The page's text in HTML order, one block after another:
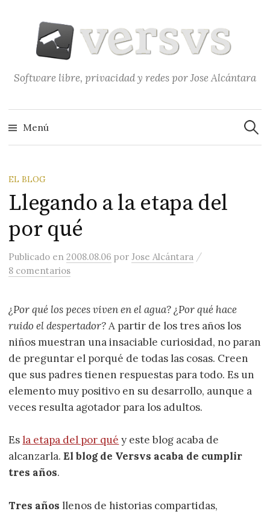
contenido
Software libre, privacidad y redes por Jose Alcántara
Menú
EL BLOG
Llegando a la etapa del
por qué
Publicado en2008.08.06 porJose Alcántara /
8 comentarios
¿Por qué los peces viven en el agua? ¿Por qué hace
ruido el despertador?A partir de los tres años los
niños muestran una insaciable curiosidad, no paran
de preguntar el porqué de todas las cosas. Creen
que sus padres tienen respuestas para todo. Es un
elemento muy positivo en su desarrollo, aunque a
veces resulta agotador para los adultos.
Esla etapa del por qué y este blog acaba de
alcanzarla.El blog de Versvs acaba de cumplir
tres años.
Tres años llenos de historias compartidas,